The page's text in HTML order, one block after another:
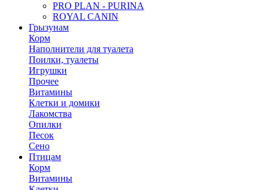
PRO PLAN - PURINA
ROYAL CANIN
Грызунам
Корм
Наполнители для туалета
Поилки, туалеты
Игрушки
Прочее
Витамины
Клетки и домики
Лакомства
Опилки
Песок
Сено
Птицам
Корм
Витамины